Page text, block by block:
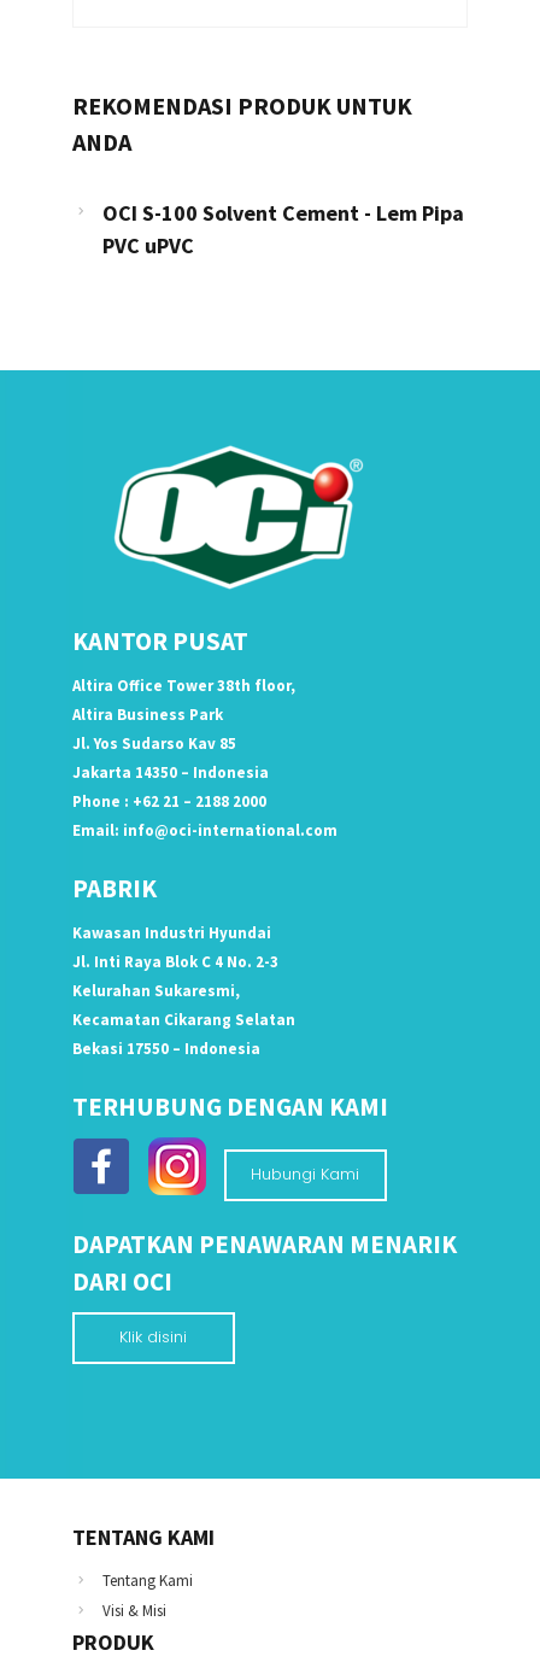
REKOMENDASI PRODUK UNTUK
ANDA
OCI S-100 Solvent Cement - Lem Pipa
PVC uPVC
KANTOR PUSAT
Altira Office Tower 38th floor,
Altira Business Park
Jl. Yos Sudarso Kav 85
Jakarta 14350 – Indonesia
Phone : +62 21 – 2188 2000
Email: info@oci-international.com
PABRIK
Kawasan Industri Hyundai
Jl. Inti Raya Blok C 4 No. 2-3
Kelurahan Sukaresmi,
Kecamatan Cikarang Selatan
Bekasi 17550 – Indonesia
TERHUBUNG DENGAN KAMI
Hubungi Kami
DAPATKAN PENAWARAN MENARIK
DARI OCI
Klik disini
TENTANG KAMI
Tentang Kami
Visi & Misi
PRODUK